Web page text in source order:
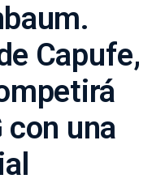
Capufe,
con una